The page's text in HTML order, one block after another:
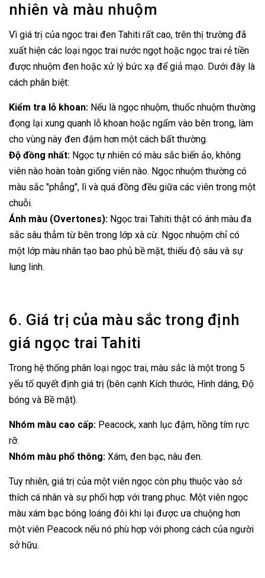
nhiên và màu nhuộm
Vì giá trị của ngọc trai đen Tahiti rất cao, trên thị trường đã
xuất hiện các loại ngọc trai nước ngọt hoặc ngọc trai rẻ tiền
được nhuộm đen hoặc xử lý bức xạ để giả mạo. Dưới đây là
cách phân biệt:
Kiểm tra lỗ khoan: Nếu là ngọc nhuộm, thuốc nhuộm thường
đọng lại xung quanh lỗ khoan hoặc ngấm vào bên trong, làm
cho vùng này đen đậm hơn một cách bất thường.
Độ đồng nhất: Ngọc tự nhiên có màu sắc biến ảo, không
viên nào hoàn toàn giống viên nào. Ngọc nhuộm thường có
màu sắc "phẳng", lì và quá đồng đều giữa các viên trong một
chuỗi.
Ánh màu (Overtones): Ngọc trai Tahiti thật có ánh màu đa
sắc sâu thẳm từ bên trong lớp xà cừ. Ngọc nhuộm chỉ có
một lớp màu nhân tạo bao phủ bề mặt, thiếu độ sâu và sự
lung linh.
6. Giá trị của màu sắc trong định
giá ngọc trai Tahiti
Trong hệ thống phân loại ngọc trai, màu sắc là một trong 5
yếu tố quyết định giá trị (bên cạnh Kích thước, Hình dáng, Độ
bóng và Bề mặt).
Nhóm màu cao cấp: Peacock, xanh lục đậm, hồng tím rực
rỡ.
Nhóm màu phổ thông: Xám, đen bạc, nâu đen.
Tuy nhiên, giá trị của một viên ngọc còn phụ thuộc vào sở
thích cá nhân và sự phối hợp với trang phục. Một viên ngọc
màu xám bạc bóng loáng đôi khi lại được ưa chuộng hơn
một viên Peacock nếu nó phù hợp với phong cách của người
sở hữu.